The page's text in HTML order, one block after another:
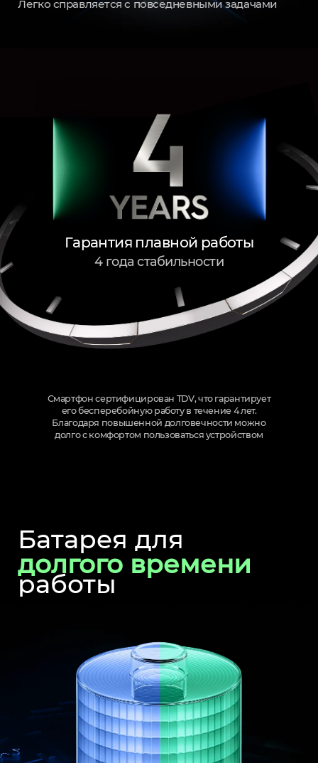
Легко справляется с повседневными задачами
Гарантия плавной работы
4 года стабильности
Смартфон сертифицирован TDV, что гарантирует
его бесперебойную работу в течение 4 лет.
Благодаря повышенной долговечности можно
долго с комфортом пользоваться устройством
Батарея для
долгого времени
работы